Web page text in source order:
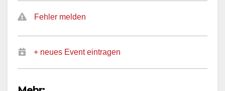
Fehler melden
+ neues Event eintragen